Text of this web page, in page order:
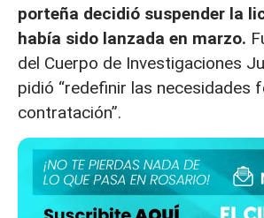
porteña decidió suspender la
había sido lanzada en marzo.
del Cuerpo de Investigaciones
pidió “redefinir las necesidades
contratación”.